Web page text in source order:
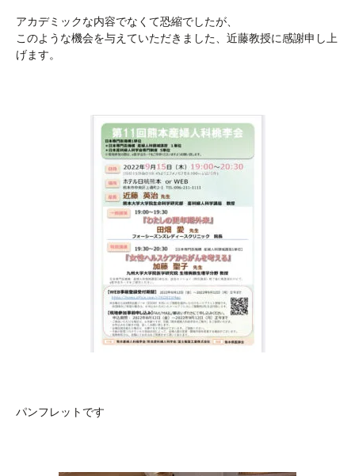
アカデミックな内容でなくて恐縮でしたが、
このような機会を与えていただきました、近藤教授に感謝申し上
げます。
パンフレットです